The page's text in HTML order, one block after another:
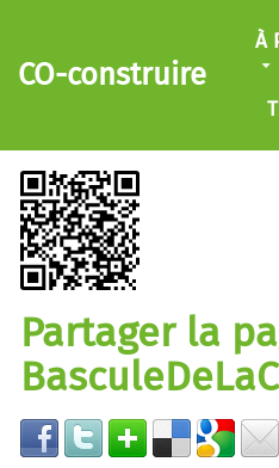
Aller au contenu principal
CO-construire
À
Partager la